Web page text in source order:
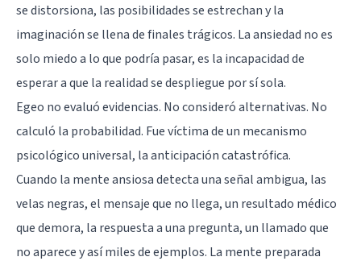
se distorsiona, las posibilidades se estrechan y la
imaginación se llena de finales trágicos. La ansiedad no es
solo miedo a lo que podría pasar, es la incapacidad de
esperar a que la realidad se despliegue por sí sola.
Egeo no evaluó evidencias. No consideró alternativas. No
calculó la probabilidad. Fue víctima de un mecanismo
psicológico universal, la anticipación catastrófica.
Cuando la mente ansiosa detecta una señal ambigua, las
velas negras, el mensaje que no llega, un resultado médico
que demora, la respuesta a una pregunta, un llamado que
no aparece y así miles de ejemplos. La mente preparada